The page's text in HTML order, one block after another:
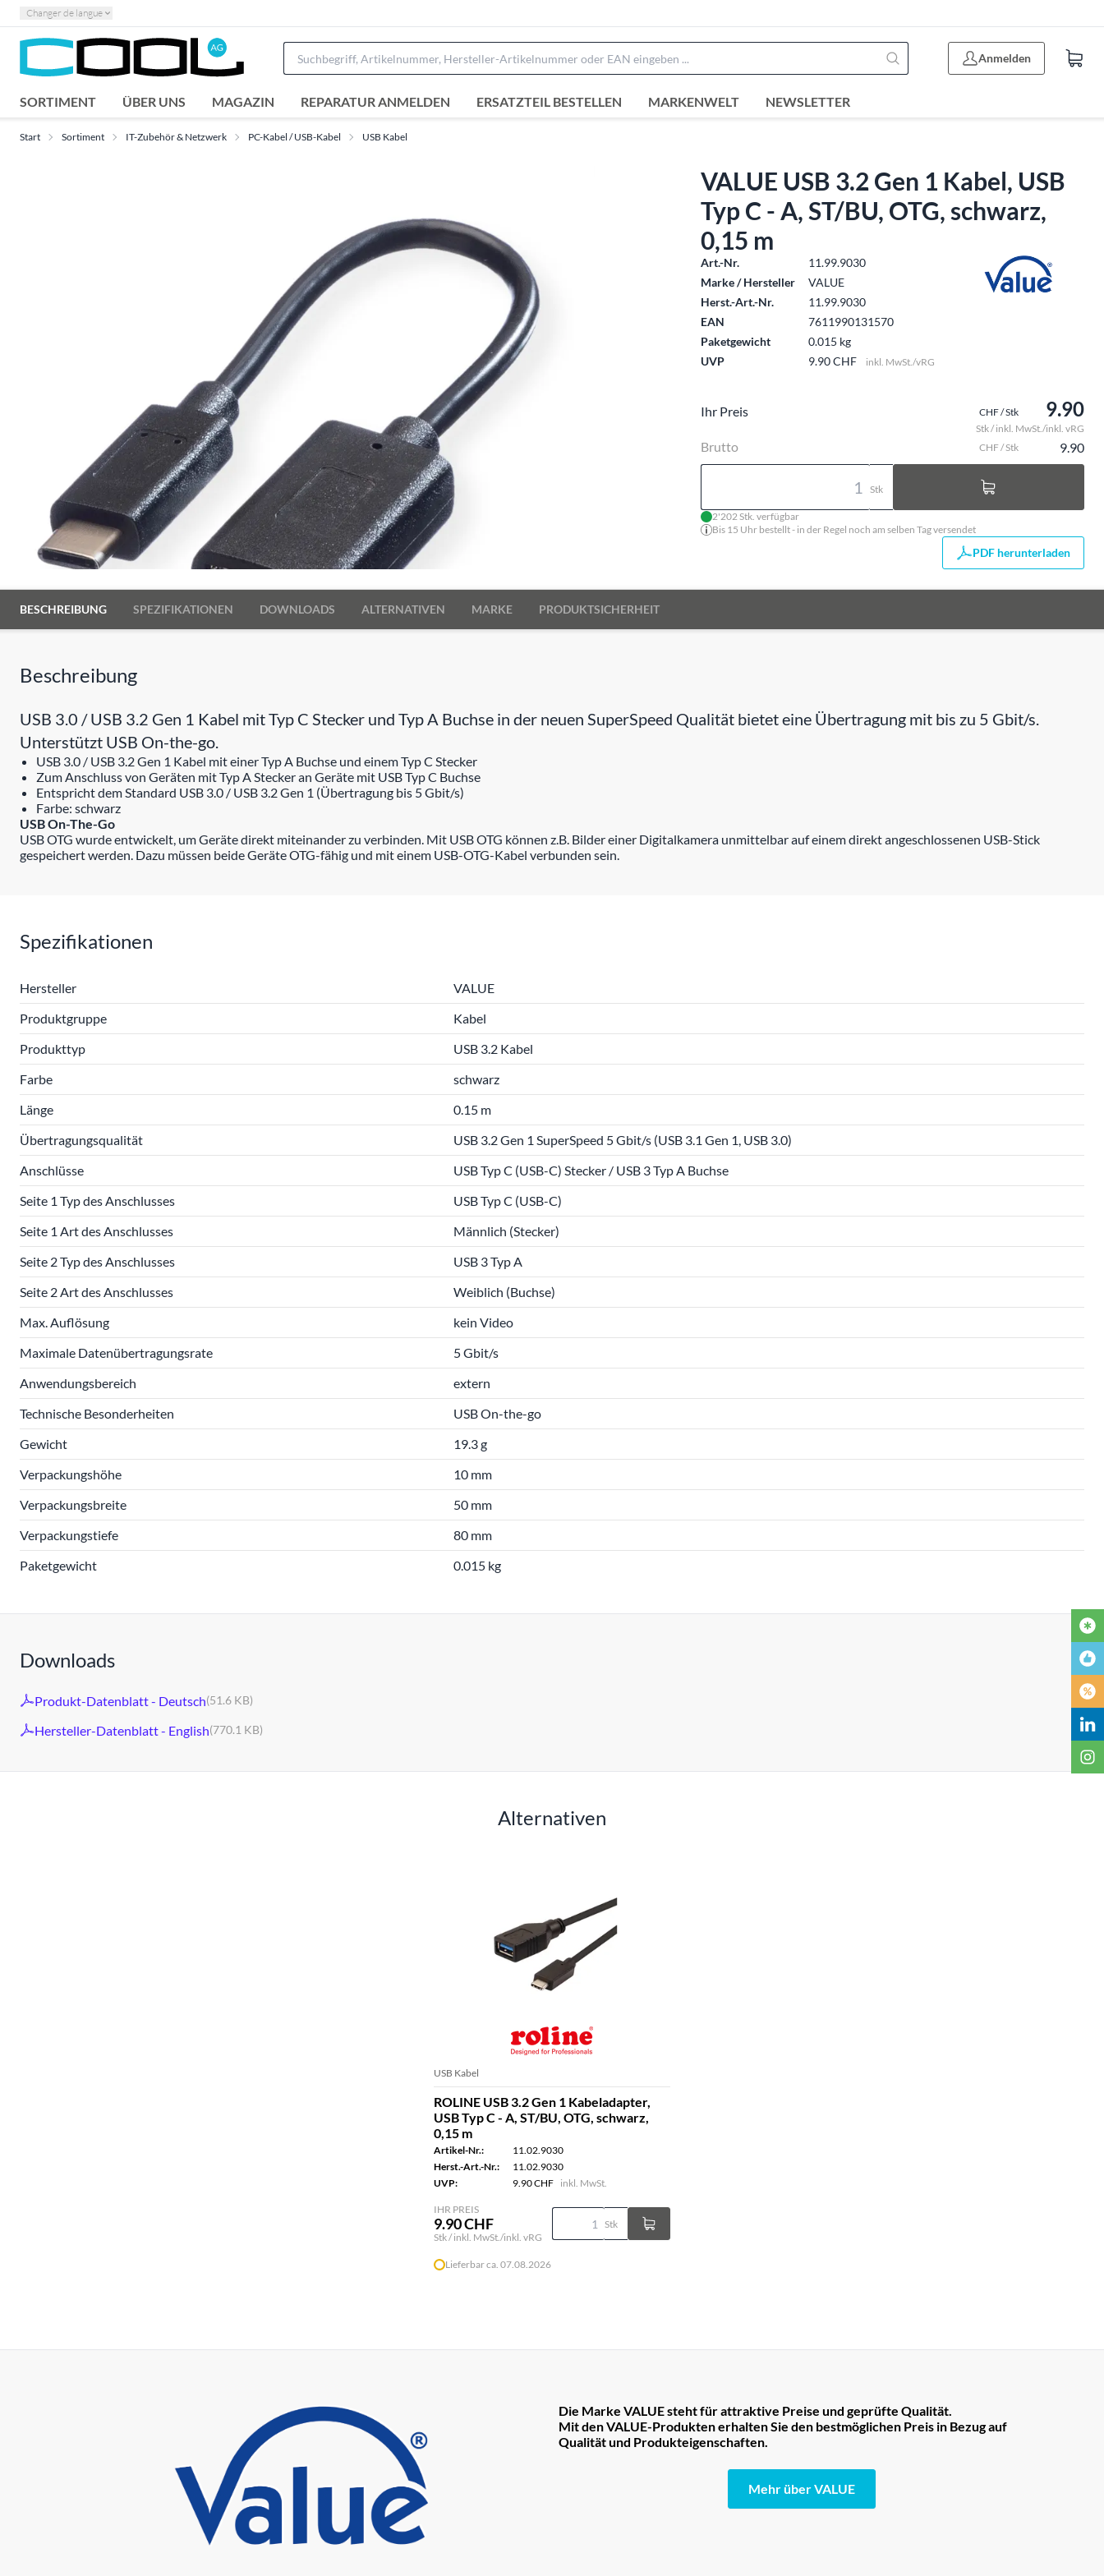
Changer de langue
Anmelden
SORTIMENT ÜBER UNS MAGAZIN REPARATUR ANMELDEN ERSATZTEIL BESTELLEN MARKENWELT NEWSLETTER
Start Sortiment IT-Zubehör & Netzwerk PC-Kabel / USB-Kabel USB Kabel
VALUE USB 3.2 Gen 1 Kabel, USB
Typ C - A, ST/BU, OTG, schwarz,
0,15 m
Art.-Nr.
11.99.9030
Marke / Hersteller
VALUE
Herst.-Art.-Nr.
11.99.9030
EAN
7611990131570
Paketgewicht
0.015 kg
UVP
9.90 CHF inkl. MwSt./vRG
Ihr Preis CHF / Stk 9.90
Stk / inkl. MwSt./inkl. vRG
Brutto CHF / Stk 9.90
Stk
2'202 Stk. verfügbar
Bis 15 Uhr bestellt - in der Regel noch am selben Tag versendet
PDF herunterladen
BESCHREIBUNG SPEZIFIKATIONEN DOWNLOADS ALTERNATIVEN MARKE PRODUKTSICHERHEIT
Beschreibung
USB 3.0 / USB 3.2 Gen 1 Kabel mit Typ C Stecker und Typ A Buchse in der neuen SuperSpeed Qualität bietet eine Übertragung mit bis zu 5 Gbit/s.
Unterstützt USB On-the-go.
USB 3.0 / USB 3.2 Gen 1 Kabel mit einer Typ A Buchse und einem Typ C Stecker
Zum Anschluss von Geräten mit Typ A Stecker an Geräte mit USB Typ C Buchse
Entspricht dem Standard USB 3.0 / USB 3.2 Gen 1 (Übertragung bis 5 Gbit/s)
Farbe: schwarz
USB On-The-Go
USB OTG wurde entwickelt, um Geräte direkt miteinander zu verbinden. Mit USB OTG können z.B. Bilder einer Digitalkamera unmittelbar auf einem direkt angeschlossenen USB-Stick
gespeichert werden. Dazu müssen beide Geräte OTG-fähig und mit einem USB-OTG-Kabel verbunden sein.
Spezifikationen
Hersteller
VALUE
Produktgruppe
Kabel
Produkttyp
USB 3.2 Kabel
Farbe
schwarz
Länge
0.15 m
Übertragungsqualität
USB 3.2 Gen 1 SuperSpeed 5 Gbit/s (USB 3.1 Gen 1, USB 3.0)
Anschlüsse
USB Typ C (USB-C) Stecker / USB 3 Typ A Buchse
Seite 1 Typ des Anschlusses
USB Typ C (USB-C)
Seite 1 Art des Anschlusses
Männlich (Stecker)
Seite 2 Typ des Anschlusses
USB 3 Typ A
Seite 2 Art des Anschlusses
Weiblich (Buchse)
Max. Auflösung
kein Video
Maximale Datenübertragungsrate
5 Gbit/s
Anwendungsbereich
extern
Technische Besonderheiten
USB On-the-go
Gewicht
19.3 g
Verpackungshöhe
10 mm
Verpackungsbreite
50 mm
Verpackungstiefe
80 mm
Paketgewicht
0.015 kg
Downloads
Produkt-Datenblatt - Deutsch(51.6 KB)
Hersteller-Datenblatt - English(770.1 KB)
Alternativen
USB Kabel
ROLINE USB 3.2 Gen 1 Kabeladapter,
USB Typ C - A, ST/BU, OTG, schwarz,
0,15 m
Artikel-Nr.:
11.02.9030
Herst.-Art.-Nr.:
11.02.9030
UVP:
9.90 CHF inkl. MwSt.
IHR PREIS
9.90 CHF
Stk / inkl. MwSt./inkl. vRG
Stk
Lieferbar ca. 07.08.2026
Die Marke VALUE steht für attraktive Preise und geprüfte Qualität.
Mit den VALUE-Produkten erhalten Sie den bestmöglichen Preis in Bezug auf
Qualität und Produkteigenschaften.
Mehr über VALUE